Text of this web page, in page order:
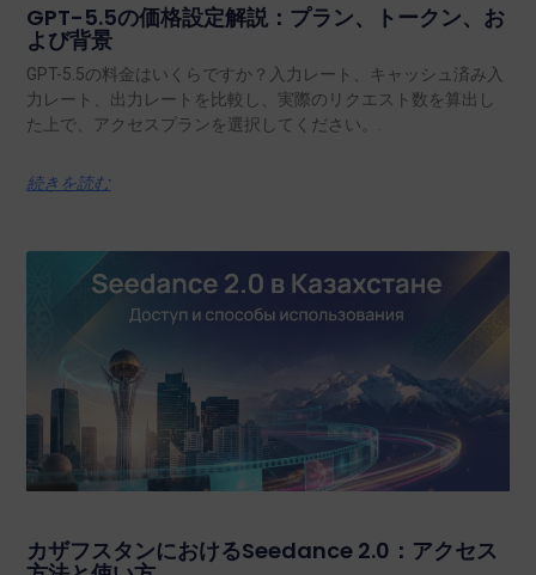
GPT-5.5の価格設定解説：プラン、トークン、お
よび背景
GPT-5.5の料金はいくらですか？入力レート、キャッシュ済み入
力レート、出力レートを比較し、実際のリクエスト数を算出し
た上で、アクセスプランを選択してください。.
続きを読む
カザフスタンにおけるSeedance 2.0：アクセス